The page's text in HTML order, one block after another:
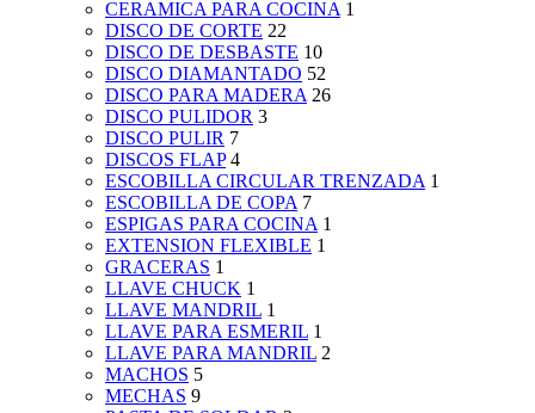
CERAMICA PARA COCINA 1
DISCO DE CORTE 22
DISCO DE DESBASTE 10
DISCO DIAMANTADO 52
DISCO PARA MADERA 26
DISCO PULIDOR 3
DISCO PULIR 7
DISCOS FLAP 4
ESCOBILLA CIRCULAR TRENZADA 1
ESCOBILLA DE COPA 7
ESPIGAS PARA COCINA 1
EXTENSION FLEXIBLE 1
GRACERAS 1
LLAVE CHUCK 1
LLAVE MANDRIL 1
LLAVE PARA ESMERIL 1
LLAVE PARA MANDRIL 2
MACHOS 5
MECHAS 9